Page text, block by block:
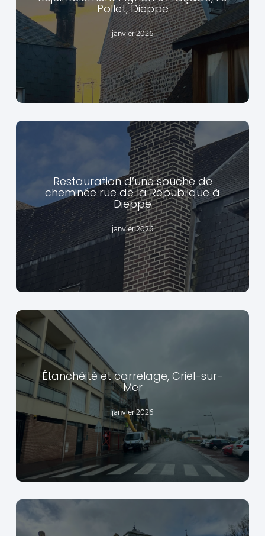
Pollet, Dieppe
janvier 2026
EN SAVOIR +
Restauration d’une souche de
cheminée rue de la République à
Dieppe
janvier 2026
EN SAVOIR +
Étanchéité et carrelage, Criel-sur-
Mer
janvier 2026
EN SAVOIR +